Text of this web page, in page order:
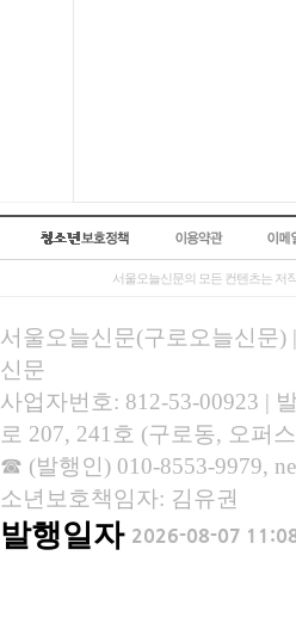
서울오늘신문의 모든 컨텐츠는 저
서울오늘신문(구로오늘신문)
신문
사업자번호: 812-53-00923 |
로 207, 241호 (구로동, 오퍼
☎ (발행인) 010-8553-9979,
소년보호책임자: 김유권
발행일자